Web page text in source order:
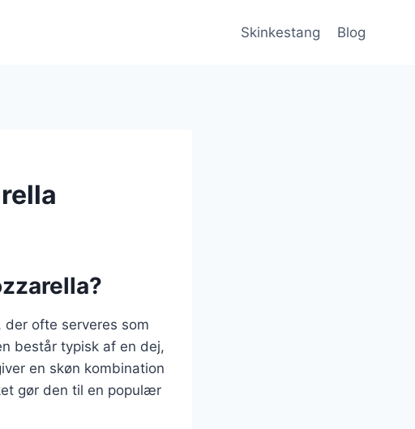
Skinkestang Blog
ofte serveres som
består typisk af en dej,
en skøn kombination
gør den til en populær